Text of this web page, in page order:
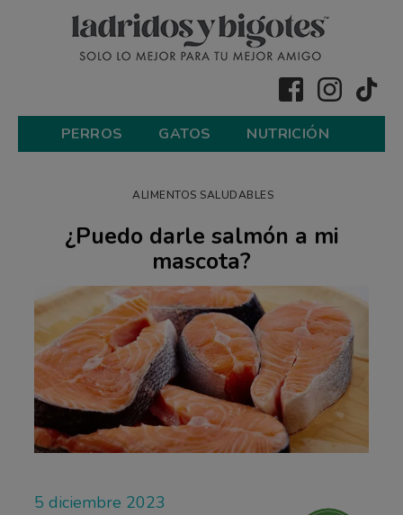
PERROS GATOS NUTRICIÓN
ALIMENTOS SALUDABLES
¿Puedo darle salmón a mi
mascota?
5 diciembre 2023